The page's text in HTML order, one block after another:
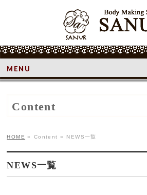
MENU
Content
HOME » Content » NEWS一覧
NEWS一覧